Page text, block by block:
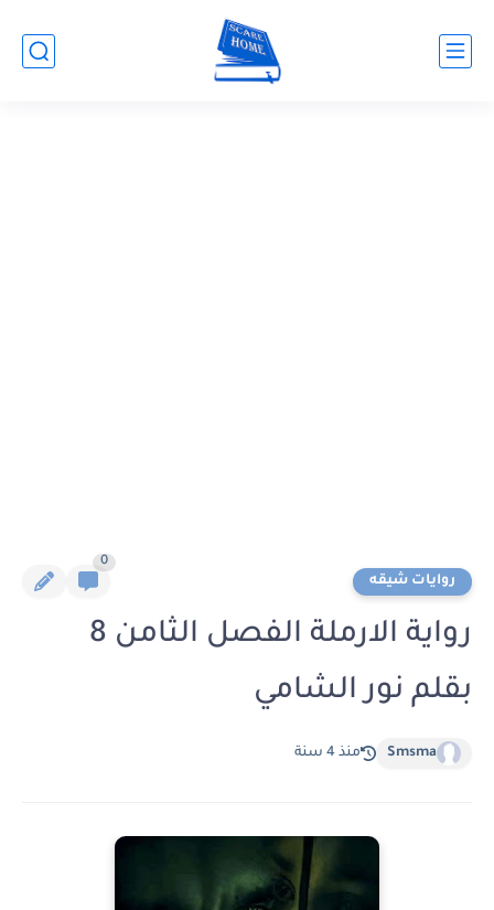
روايات شيقه
0
رواية الارملة الفصل الثامن 8
بقلم نور الشامي
Smsma منذ 4 سنة